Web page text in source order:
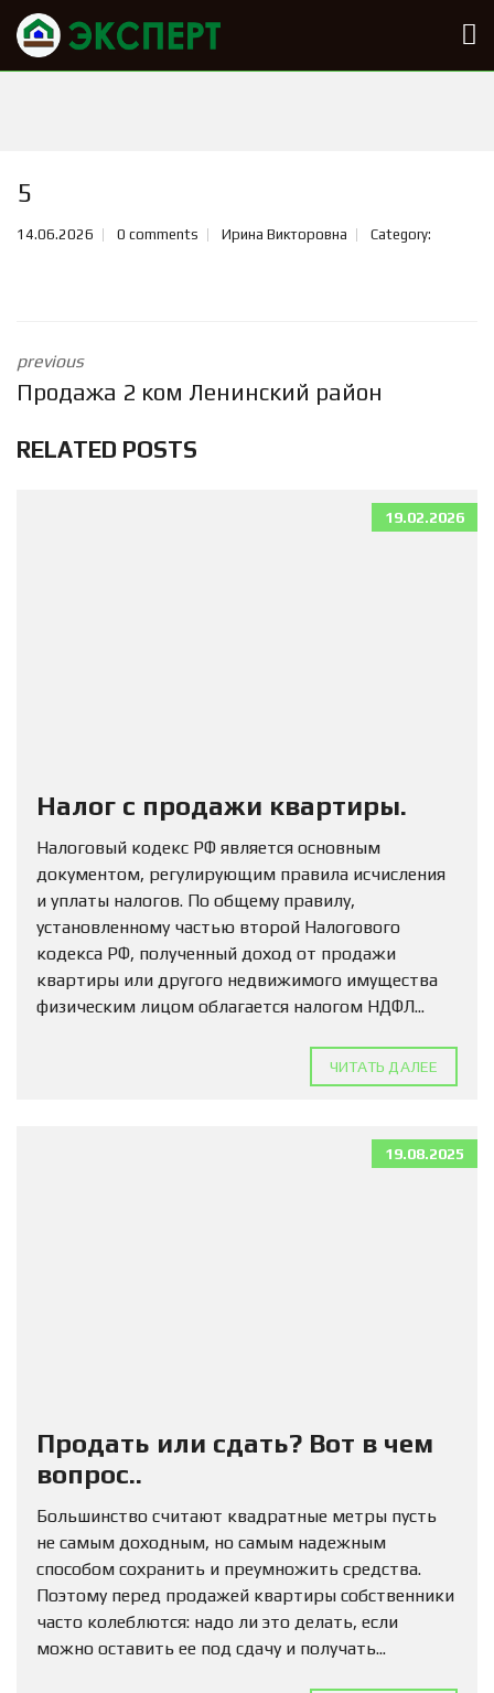
5
14.06.2026 0 comments Ирина Викторовна Category:
previous
Продажа 2 ком Ленинский район
RELATED POSTS
19.02.2026
Налог с продажи квартиры.
Налоговый кодекс РФ является основным
документом, регулирующим правила исчисления
и уплаты налогов. По общему правилу,
установленному частью второй Налогового
кодекса РФ, полученный доход от продажи
квартиры или другого недвижимого имущества
физическим лицом облагается налогом НДФЛ...
ЧИТАТЬ ДАЛЕЕ
19.08.2025
Продать или сдать? Вот в чем
вопрос..
Большинство считают квадратные метры пусть
не самым доходным, но самым надежным
способом сохранить и преумножить средства.
Поэтому перед продажей квартиры собственники
часто колеблются: надо ли это делать, если
можно оставить ее под сдачу и получать...